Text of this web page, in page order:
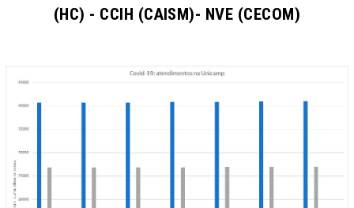
(HC) - CCIH (CAISM)- NVE (CECOM)